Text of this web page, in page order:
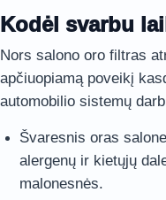
Kodėl svarbu
Nors salono oro filtras
apčiuopiamą poveikį
automobilio sistemų
Švaresnis oras
alergenų ir kietųjų
malonesnės.